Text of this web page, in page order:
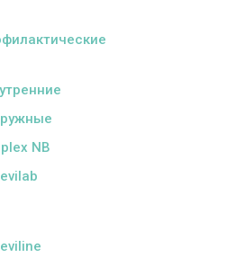
NB